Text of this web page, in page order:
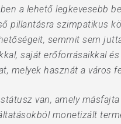
a lehető legkevesebb
pillantásra szimpatikus
semmit sem
saját erőforrásaikkal
melyek hasznát a város
van, amely
monetizált